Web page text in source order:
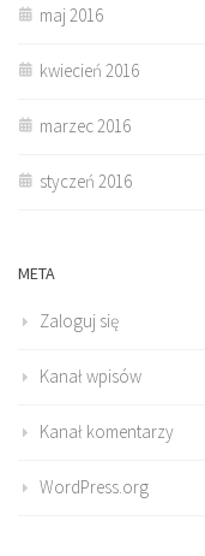
maj 2016
kwiecień 2016
marzec 2016
styczeń 2016
META
Zaloguj się
Kanał wpisów
Kanał komentarzy
WordPress.org